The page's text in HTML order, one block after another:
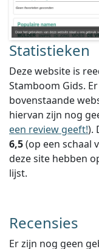
Statistieken
Deze website is
Stamboom Gids.
bovenstaande
hiervan zijn nog
een review geeft!).
6,5(op een schaal
deze site hebben
lijst.
Recensies
Er zijn nog geen